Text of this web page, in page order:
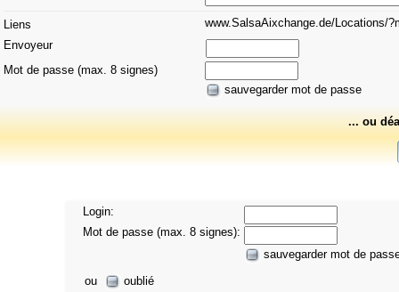
Liens
www.SalsaAixchange.de/Locations/
Envoyeur
Mot de passe (max. 8 signes)
sauvegarder mot de passe
... ou
Login:
Mot de passe (max. 8 signes):
sauvegarder mot de
ou
oublié